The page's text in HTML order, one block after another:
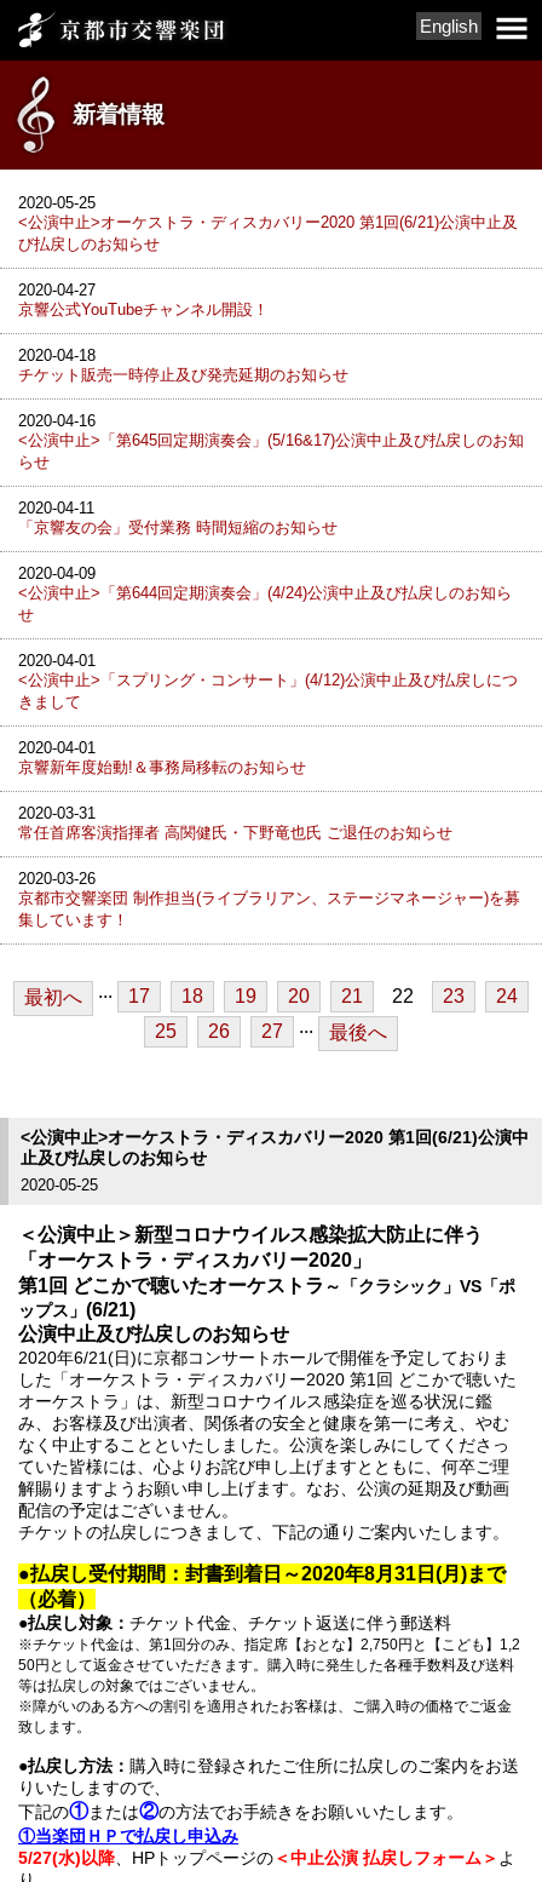
English
新着情報
2020-05-25
<公演中止>オーケストラ・ディスカバリー2020 第1回(6/21)公演中止及
び払戻しのお知らせ
2020-04-27
京響公式YouTubeチャンネル開設！
2020-04-18
チケット販売一時停止及び発売延期のお知らせ
2020-04-16
<公演中止>「第645回定期演奏会」(5/16&17)公演中止及び払戻しのお知
らせ
2020-04-11
「京響友の会」受付業務 時間短縮のお知らせ
2020-04-09
<公演中止>「第644回定期演奏会」(4/24)公演中止及び払戻しのお知ら
せ
2020-04-01
<公演中止>「スプリング・コンサート」(4/12)公演中止及び払戻しにつ
きまして
2020-04-01
京響新年度始動!＆事務局移転のお知らせ
2020-03-31
常任首席客演指揮者 高関健氏・下野竜也氏 ご退任のお知らせ
2020-03-26
京都市交響楽団 制作担当(ライブラリアン、ステージマネージャー)を募
集しています！
最初へ ... 17 18 19 20 21 22 23
24
25
26 27 ... 最後へ
<公演中止>オーケストラ・ディスカバリー2020 第1回(6/21)公演中
止及び払戻しのお知らせ
2020-05-25
＜公演中止＞新型コロナウイルス感染拡大防止に伴う
「オーケストラ・ディスカバリー2020」
第1回 どこかで聴いたオーケストラ ～「クラシック」VS「ポ
ップス」 (6/21)
公演中止及び払戻しのお知らせ
2020年6/21(日)に京都コンサートホールで開催を予定しておりま
した「オーケストラ・ディスカバリー2020 第1回 どこかで聴いた
オーケストラ」は、新型コロナウイルス感染症を巡る状況に鑑
み、お客様及び出演者、関係者の安全と健康を第一に考え、やむ
なく中止することといたしました。公演を楽しみにしてくださっ
ていた皆様には、心よりお詫び申し上げますとともに、何卒ご理
解賜りますようお願い申し上げます。なお、公演の延期及び動画
配信の予定はございません。
チケットの払戻しにつきまして、下記の通りご案内いたします。
●払戻し受付期間：封書到着日～2020年8月31日(月)まで
（必着）
●払戻し対象： チケット代金、チケット返送に伴う郵送料
※チケット代金は、第1回分のみ、指定席【おとな】2,750円と【こども】1,2
50円として返金させていただきます。購入時に発生した各種手数料及び送料
等は払戻しの対象ではございません。
※障がいのある方への割引を適用されたお客様は、ご購入時の価格でご返金
致します。
●払戻し方法： 購入時に登録されたご住所に払戻しのご案内をお送
りいたしますので、
下記の①または②の方法でお手続きをお願いいたします。
①当楽団ＨＰで払戻し申込み
5/27(水)以降 、HPトップページの＜中止公演 払戻しフォーム＞ よ